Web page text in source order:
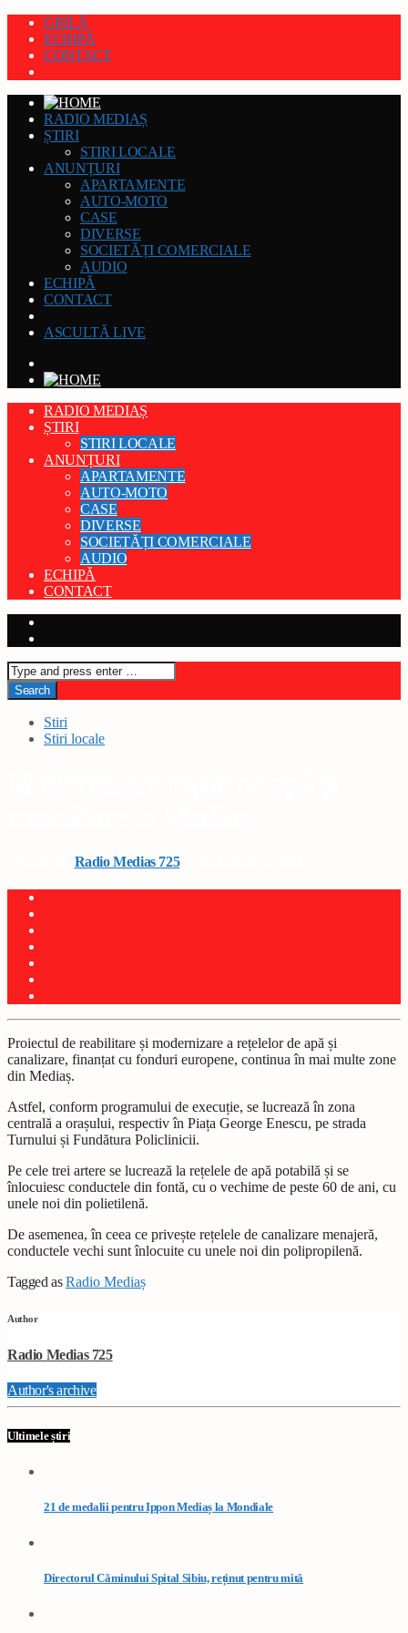
GRILĂ
ECHIPĂ
CONTACT
RADIO MEDIAȘ
ȘTIRI
STIRI LOCALE
ANUNȚURI
APARTAMENTE
AUTO-MOTO
CASE
DIVERSE
SOCIETĂȚI COMERCIALE
AUDIO
ECHIPĂ
CONTACT
ASCULTĂ LIVE
RADIO MEDIAȘ
ȘTIRI
STIRI LOCALE
ANUNȚURI
APARTAMENTE
AUTO-MOTO
CASE
DIVERSE
SOCIETĂȚI COMERCIALE
AUDIO
ECHIPĂ
CONTACT
Stiri
Stiri locale
Radio Medias 725on 16 februarie 2025
Proiectul de reabilitare și modernizare a rețelelor de apă și
canalizare, finanțat cu fonduri europene, continua în mai multe zone
din Mediaș.
Astfel, conform programului de execuție, se lucrează în zona
centrală a orașului, respectiv în Piața George Enescu, pe strada
Turnului și Fundătura Policlinicii.
Pe cele trei artere se lucrează la rețelele de apă potabilă și se
înlocuiesc conductele din fontă, cu o vechime de peste 60 de ani, cu
unele noi din polietilenă.
De asemenea, în ceea ce privește rețelele de canalizare menajeră,
conductele vechi sunt înlocuite cu unele noi din polipropilenă.
Tagged asRadio Mediaș
Author
Radio Medias 725
Author's archive
Ultimele știri
21 de medalii pentru Ippon Mediaș la Mondiale
Directorul Căminului Spital Sibiu, reținut pentru mită